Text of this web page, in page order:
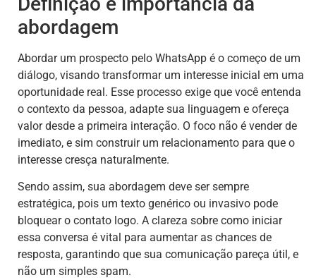
abordagem
Abordar um prospecto pelo WhatsApp é o começo de um
diálogo, visando transformar um interesse inicial em uma
oportunidade real. Esse processo exige que você entenda
o contexto da pessoa, adapte sua linguagem e ofereça
valor desde a primeira interação. O foco não é vender de
imediato, e sim construir um relacionamento para que o
interesse cresça naturalmente.
Sendo assim, sua abordagem deve ser sempre
estratégica, pois um texto genérico ou invasivo pode
bloquear o contato logo. A clareza sobre como iniciar
essa conversa é vital para aumentar as chances de
resposta, garantindo que sua comunicação pareça útil, e
não um simples spam.